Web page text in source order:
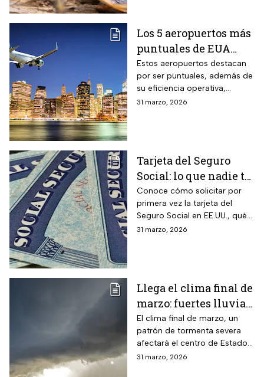
Los 5 aeropuertos más
puntuales de EUA
para viajar en Semana
Santa
Estos aeropuertos destacan
por ser puntuales, además de
su eficiencia operativa,
gestión del flujo de pasajeros
31 marzo, 2026
Tarjeta del Seguro
Social: lo que nadie te
cuenta sobre cómo
obtenerla o
reemplazarla
Conoce cómo solicitar por
primera vez la tarjeta del
Seguro Social en EE.UU., qué
hacer para reemplazarla y
31 marzo, 2026
Llega el clima final de
marzo: fuertes lluvias
y riesgo de
inundaciones en EUA
El clima final de marzo, un
patrón de tormenta severa
afectará el centro de Estados
Unidos esta semana, dejará
31 marzo, 2026